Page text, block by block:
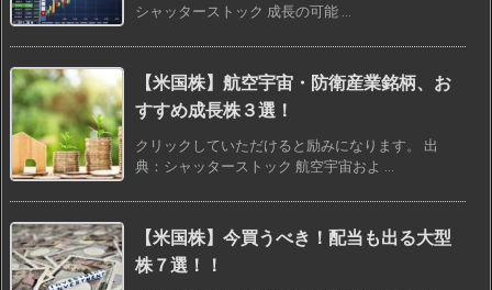
シャッターストック 成長の可能 ...
【米国株】航空宇宙・防衛産業銘柄、お
すすめ成長株３選！
クリックしていただけると励みになります。 出
典：シャッターストック 航空宇宙およ ...
【米国株】今買うべき！配当も出る大型
株７選！！